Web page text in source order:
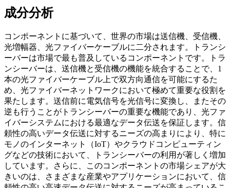
成分分析
コンポーネントに基づいて、世界の市場は送信機、受信機、
光増幅器、光ファイバーケーブルに二分されます。トランシ
ーバーは市場で最も普及しているコンポーネントです。トラ
ンシーバーは、送信機と受信機の機能を統合することで、1
本の光ファイバーケーブル上で双方向通信を可能にするた
め、光ファイバーネットワークにおいて極めて重要な役割を
果たします。送信前に電気信号を光信号に変換し、またその
逆も行うことがトランシーバーの重要な機能であり、光ファ
イバーシステムにおける最適なデータ伝送を保証します。信
頼性の高いデータ伝送に対するニーズの高まりにより、特に
モノのインターネット（IoT）やクラウドコンピューティン
グなどの技術において、トランシーバーの利用が著しく増加
しています。さらに、このコンポーネントの市場シェアが大
きいのは、さまざまな産業やアプリケーションにおいて、信